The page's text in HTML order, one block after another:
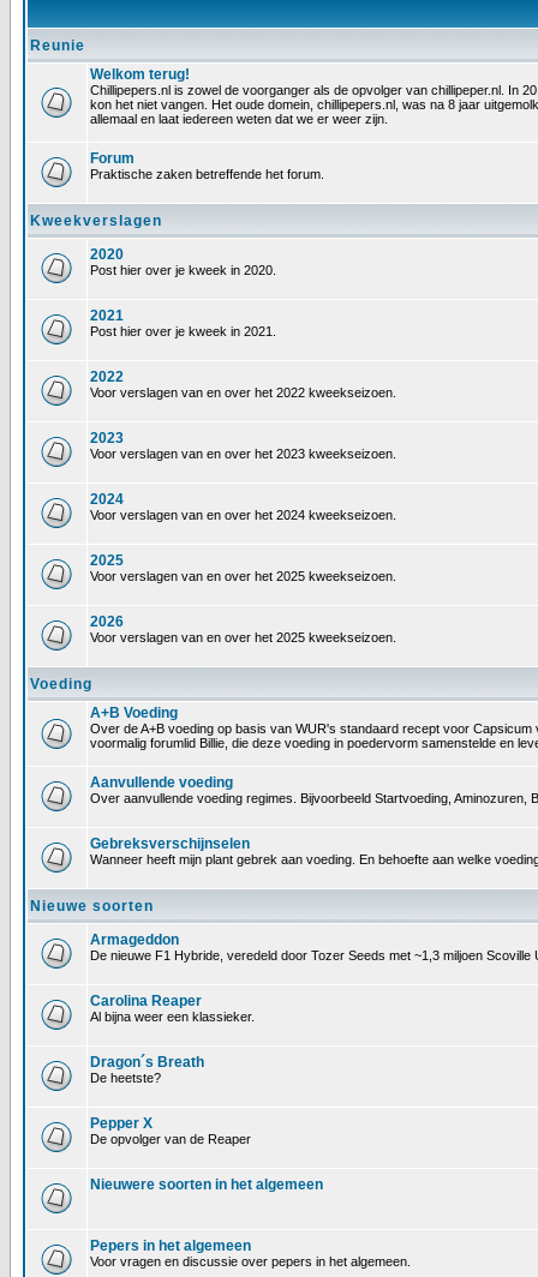
Reunie
Welkom terug!
Chillipepers.nl is zowel de voorganger als de opvolger van chillipeper.nl. In
kon het niet vangen. Het oude domein, chillipepers.nl, was na 8 jaar
allemaal en laat iedereen weten dat we er weer zijn.
Forum
Praktische zaken betreffende het forum.
Kweekverslagen
2020
Post hier over je kweek in 2020.
2021
Post hier over je kweek in 2021.
2022
Voor verslagen van en over het 2022 kweekseizoen.
2023
Voor verslagen van en over het 2023 kweekseizoen.
2024
Voor verslagen van en over het 2024 kweekseizoen.
2025
Voor verslagen van en over het 2025 kweekseizoen.
2026
Voor verslagen van en over het 2025 kweekseizoen.
Voeding
A+B Voeding
Over de A+B voeding op basis van WUR's standaard recept voor
voormalig forumlid Billie, die deze voeding in poedervorm samenstelde en
Aanvullende voeding
Over aanvullende voeding regimes. Bijvoorbeeld Startvoeding, Aminozuren,
Gebreksverschijnselen
Wanneer heeft mijn plant gebrek aan voeding. En behoefte aan welke
Nieuwe soorten
Armageddon
De nieuwe F1 Hybride, veredeld door Tozer Seeds met ~1,3 miljoen Scoville
Carolina Reaper
Al bijna weer een klassieker.
Dragon´s Breath
De heetste?
Pepper X
De opvolger van de Reaper
Nieuwere soorten in het algemeen
Pepers in het algemeen
Voor vragen en discussie over pepers in het algemeen.